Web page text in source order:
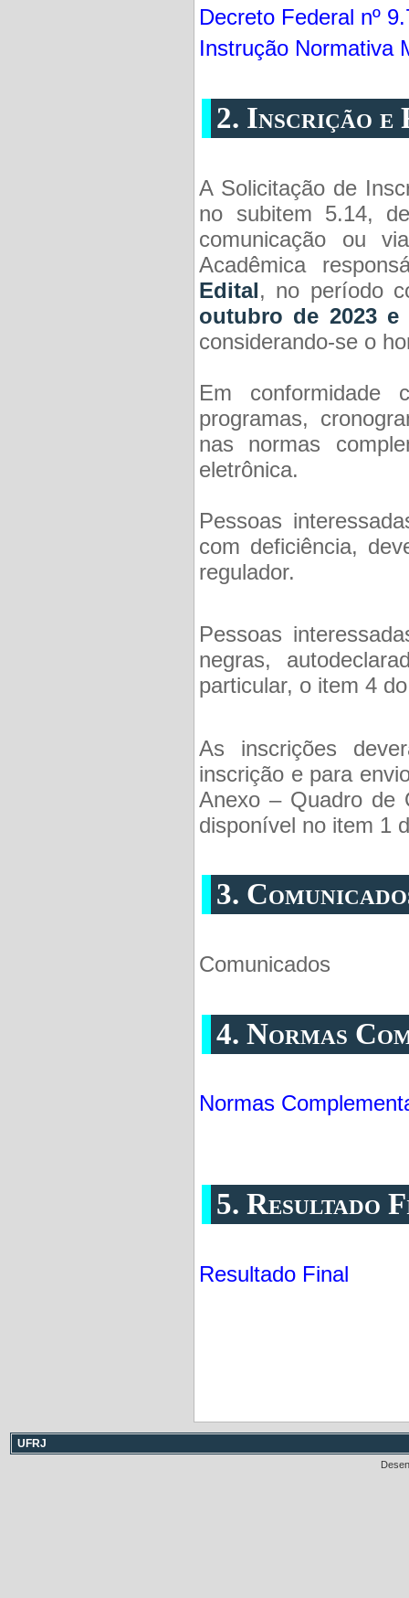
Decreto Federal nº
Instrução Normativa
2. Inscrição e
A Solicitação de
no subitem 5.14,
comunicação ou
Acadêmica
Edital, no período
outubro de 2023
considerando-se o
Em
programas,
nas normas
eletrônica.
Pessoas
com deficiência,
regulador.
Pessoas
negras,
particular, o item 4
As inscrições
inscrição e para
Anexo – Quadro de
disponível no item 1
3.
Comunicados
4. Normas
Normas
5. Resultado
Resultado Final
UFRJ